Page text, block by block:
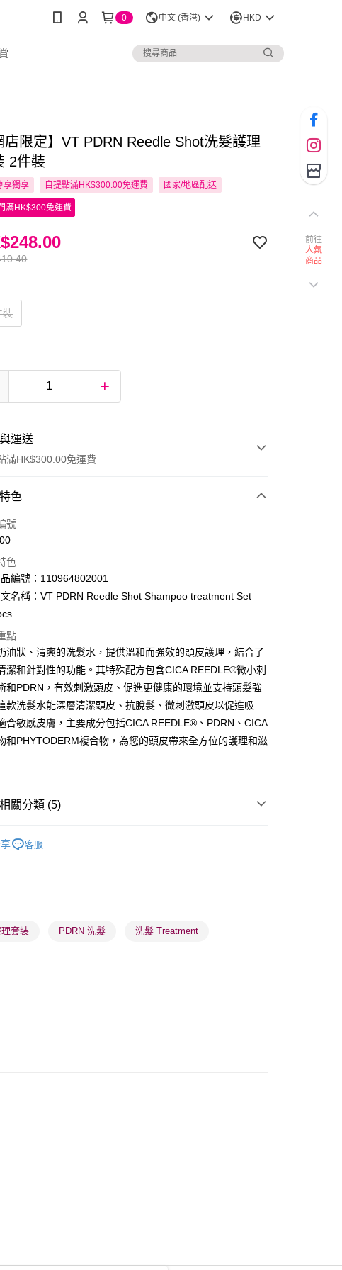
0 中文 (香港) HKD
店限定】VT PDRN Reedle Shot洗髮護理
2件裝
享獨享 自提點滿HK$300.00免運費 國家/地區配送
滿HK$300免運費
裝
運送
滿HK$300.00免運費
式
方式
助櫃 - 確認發貨後1-3個工作天送達
，滿HK$300.00或以上免運費
，滿HK$300.00或以上免運費
色
號
色
編號：110964802001
名稱：VT PDRN Reedle Shot Shampoo treatment Set
點
油狀、清爽的洗髮水，提供溫和而強效的頭皮護理，結合了
潔和針對性的功能。其特殊配方包含CICA REEDLE®微小刺
和PDRN，有效刺激頭皮、促進更健康的環境並支持頭髮強
款洗髮水能深層清潔頭皮、抗脫髮、微刺激頭皮以促進吸
合敏感皮膚，主要成分包括CICA REEDLE®、PDRN、CICA
和PHYTODERM複合物，為您的頭皮帶來全方位的護理和滋
關分類 (5)
養 皇牌成份系列 PDRN - DNA修護因子
客服
理套裝 PDRN 洗髮 洗髮 Treatment
前往
人氣
商品